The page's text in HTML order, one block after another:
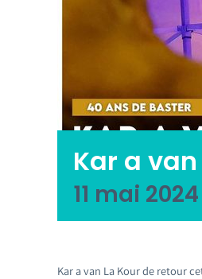
Kar a
11 mai
Kar a van La Kour de retour